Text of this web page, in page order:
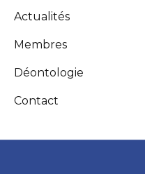
Actualités
Membres
Déontologie
Contact